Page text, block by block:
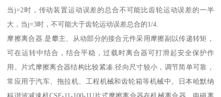
当j=2时，传动装置运动误差的总合不可能比齿轮运动误差的一半
大，当j=3时，不可能大于齿轮运动误差总合的1/4.
摩擦离合器.是攀主、从动部分的接合元件采用摩擦副以传递转矩，
可在运转中结合，结合平稳，过载时离合器可打滑起安全保护作
用。片式摩擦离合器结构比较紧凑.径向尺寸较小，调节简单可靠，
常应用于汽车、拖拉机、工程机械和齿轮箱等机械中。日本哈默纳